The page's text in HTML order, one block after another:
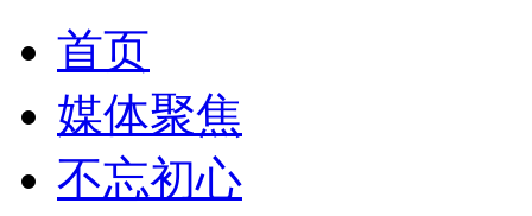
首页
媒体聚焦
不忘初心